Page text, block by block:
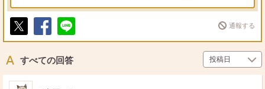
ポ
ト
シ
ア
送
通報する
すべての回答